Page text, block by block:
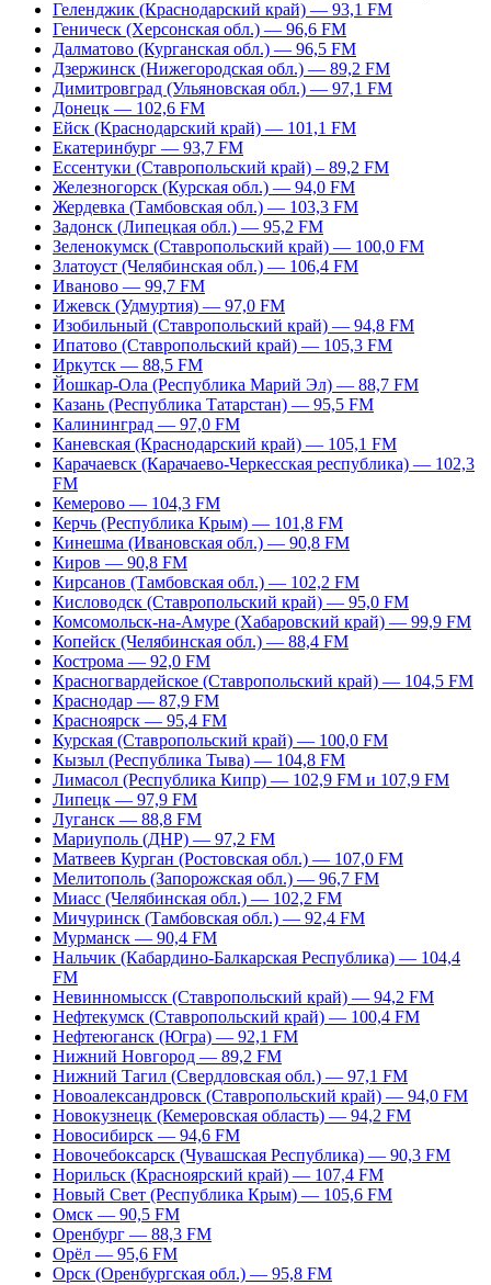
Геленджик (Краснодарский край) — 93,1 FM
Геническ (Херсонская обл.) — 96,6 FM
Далматово (Курганская обл.) — 96,5 FM
Дзержинск (Нижегородская обл.) — 89,2 FM
Димитровград (Ульяновская обл.) — 97,1 FM
Донецк — 102,6 FM
Ейск (Краснодарский край) — 101,1 FM
Екатеринбург — 93,7 FM
Ессентуки (Ставропольский край) – 89,2 FM
Железногорск (Курская обл.) — 94,0 FM
Жердевка (Тамбовская обл.) — 103,3 FM
Задонск (Липецкая обл.) — 95,2 FM
Зеленокумск (Ставропольский край) — 100,0 FM
Златоуст (Челябинская обл.) — 106,4 FM
Иваново — 99,7 FM
Ижевск (Удмуртия) — 97,0 FM
Изобильный (Ставропольский край) — 94,8 FM
Ипатово (Ставропольский край) — 105,3 FM
Иркутск — 88,5 FM
Йошкар-Ола (Республика Марий Эл) — 88,7 FM
Казань (Республика Татарстан) — 95,5 FM
Калининград — 97,0 FM
Каневская (Краснодарский край) — 105,1 FM
Карачаевск (Карачаево-Черкесская республика) — 102,3
FM
Кемерово — 104,3 FM
Керчь (Республика Крым) — 101,8 FM
Кинешма (Ивановская обл.) — 90,8 FM
Киров — 90,8 FM
Кирсанов (Тамбовская обл.) — 102,2 FM
Кисловодск (Ставропольский край) — 95,0 FM
Комсомольск-на-Амуре (Хабаровский край) — 99,9 FM
Копейск (Челябинская обл.) — 88,4 FM
Кострома — 92,0 FM
Красногвардейское (Ставропольский край) — 104,5 FM
Краснодар — 87,9 FM
Красноярск — 95,4 FM
Курская (Ставропольский край) — 100,0 FM
Кызыл (Республика Тыва) — 104,8 FM
Лимасол (Республика Кипр) — 102,9 FM и 107,9 FM
Липецк — 97,9 FM
Луганск — 88,8 FM
Мариуполь (ДНР) — 97,2 FM
Матвеев Курган (Ростовская обл.) — 107,0 FM
Мелитополь (Запорожская обл.) — 96,7 FM
Миасс (Челябинская обл.) — 102,2 FM
Мичуринск (Тамбовская обл.) — 92,4 FM
Мурманск — 90,4 FM
Нальчик (Кабардино-Балкарская Республика) — 104,4
FM
Невинномысск (Ставропольский край) — 94,2 FM
Нефтекумск (Ставропольский край) — 100,4 FM
Нефтеюганск (Югра) — 92,1 FM
Нижний Новгород — 89,2 FM
Нижний Тагил (Свердловская обл.) — 97,1 FM
Новоалександровск (Ставропольский край) — 94,0 FM
Новокузнецк (Кемеровская область) — 94,2 FM
Новосибирск — 94,6 FM
Новочебоксарск (Чувашская Республика) — 90,3 FM
Норильск (Красноярский край) — 107,4 FM
Новый Свет (Республика Крым) — 105,6 FM
Омск — 90,5 FM
Оренбург — 88,3 FM
Орёл — 95,6 FM
Орск (Оренбургская обл.) — 95,8 FM